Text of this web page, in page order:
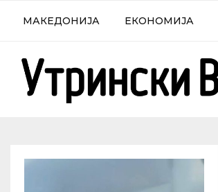
МАКЕДОНИЈА ЕКОНОМИЈА